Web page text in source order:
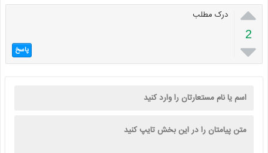

2

درک مطلب
پاسخ